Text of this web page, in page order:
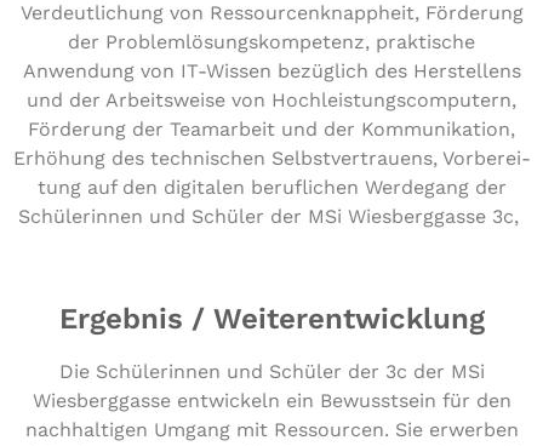
Ver­deut­li­chung von Res­sour­cen­knapp­heit, Förderung
der Pro­blem­lö­sungs­kom­pe­tenz, prak­ti­sche
Anwendung von IT-Wissen bezüglich des Her­stel­lens
und der Arbeits­wei­se von Hoch­leis­tungs­com­pu­tern,
Förderung der Team­ar­beit und der Kom­mu­ni­ka­ti­on,
Erhöhung des tech­ni­schen Selbst­ver­trau­ens, Vor­be­rei­
tung auf den digitalen beruf­li­chen Werdegang der
Schü­le­rin­nen und Schüler der MSi Wies­berg­gas­se 3c,
Ergebnis / Weiterentwicklung
Die Schülerinnen und Schüler der 3c der MSi
Wiesberggasse entwickeln ein Bewusstsein für den
nachhaltigen Umgang mit Ressourcen. Sie erwerben